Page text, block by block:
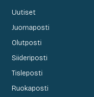
Uutiset
Juomaposti
Olutposti
Siideriposti
Tisleposti
Ruokaposti